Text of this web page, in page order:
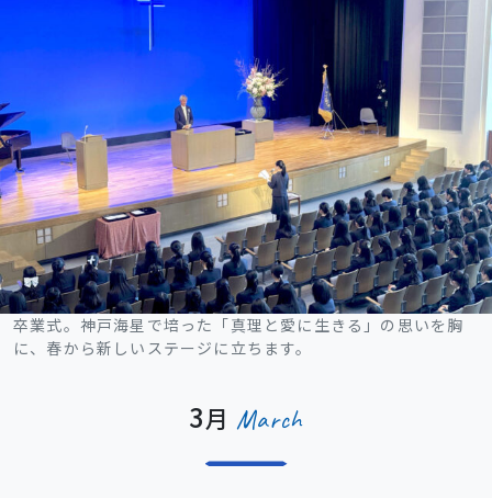
卒業式。 神戸海星で培った「真理と愛に生きる」の思いを胸
に、春から新しいステージに立ちます。
3月 March